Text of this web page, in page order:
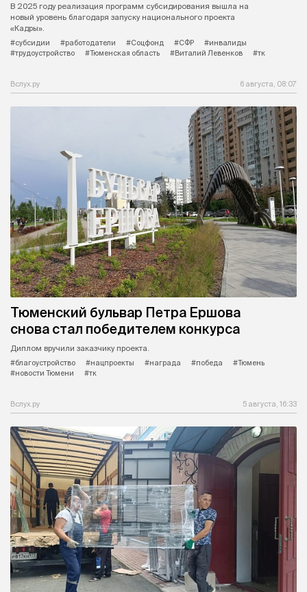
В 2025 году реализация программ субсидирования вышла на
новый уровень благодаря запуску национального проекта
«Кадры».
#субсидии
#работодатели #Соцфонд #СФР
#инвалиды
#трудоустройство
#Тюменская область #Виталий Левенков #тк
Вслух.ру 6 августа, 08:07
Тюменский бульвар Петра Ершова
снова стал победителем конкурса
Диплом вручили заказчику проекта.
#благоустройство
#нацпроекты #награда #победа
#Тюмень
#новости Тюмени
#тк
Вслух.ру 5 августа, 16:33